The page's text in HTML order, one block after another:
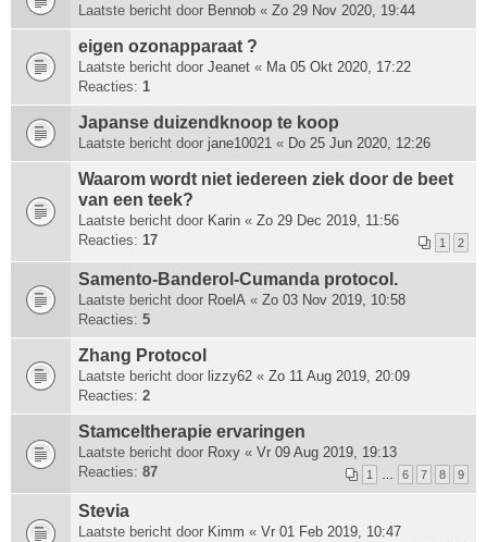
Laatste bericht door Bennob « Zo 29 Nov 2020, 19:44
eigen ozonapparaat ?
Laatste bericht door Jeanet « Ma 05 Okt 2020, 17:22
Reacties: 1
Japanse duizendknoop te koop
Laatste bericht door jane10021 « Do 25 Jun 2020, 12:26
Waarom wordt niet iedereen ziek door de beet
van een teek?
Laatste bericht door Karin « Zo 29 Dec 2019, 11:56
Reacties: 17 1 2
Samento-Banderol-Cumanda protocol.
Laatste bericht door RoelA « Zo 03 Nov 2019, 10:58
Reacties: 5
Zhang Protocol
Laatste bericht door lizzy62 « Zo 11 Aug 2019, 20:09
Reacties: 2
Stamceltherapie ervaringen
Laatste bericht door Roxy « Vr 09 Aug 2019, 19:13
Reacties: 87 1 6 7 8 9
Stevia
Laatste bericht door Kimm « Vr 01 Feb 2019, 10:47